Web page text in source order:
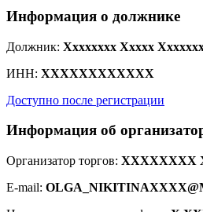
Информация о должнике
Должник: Xxxxxxxx Xxxxx
ИНН: XXXXXXXXXXXX
Доступно после регистрации
Информация об
Организатор торгов: XXXXXXXX
E-mail: